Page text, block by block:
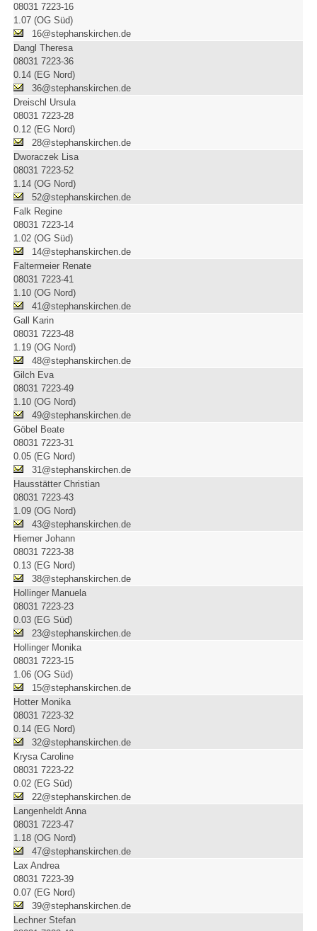
08031 7223-16
1.07 (OG Süd)
16@stephanskirchen.de
Dangl Theresa
08031 7223-36
0.14 (EG Nord)
36@stephanskirchen.de
Dreischl Ursula
08031 7223-28
0.12 (EG Nord)
28@stephanskirchen.de
Dworaczek Lisa
08031 7223-52
1.14 (OG Nord)
52@stephanskirchen.de
Falk Regine
08031 7223-14
1.02 (OG Süd)
14@stephanskirchen.de
Faltermeier Renate
08031 7223-41
1.10 (OG Nord)
41@stephanskirchen.de
Gall Karin
08031 7223-48
1.19 (OG Nord)
48@stephanskirchen.de
Gilch Eva
08031 7223-49
1.10 (OG Nord)
49@stephanskirchen.de
Göbel Beate
08031 7223-31
0.05 (EG Nord)
31@stephanskirchen.de
Hausstätter Christian
08031 7223-43
1.09 (OG Nord)
43@stephanskirchen.de
Hiemer Johann
08031 7223-38
0.13 (EG Nord)
38@stephanskirchen.de
Hollinger Manuela
08031 7223-23
0.03 (EG Süd)
23@stephanskirchen.de
Hollinger Monika
08031 7223-15
1.06 (OG Süd)
15@stephanskirchen.de
Hotter Monika
08031 7223-32
0.14 (EG Nord)
32@stephanskirchen.de
Krysa Caroline
08031 7223-22
0.02 (EG Süd)
22@stephanskirchen.de
Langenheldt Anna
08031 7223-47
1.18 (OG Nord)
47@stephanskirchen.de
Lax Andrea
08031 7223-39
0.07 (EG Nord)
39@stephanskirchen.de
Lechner Stefan